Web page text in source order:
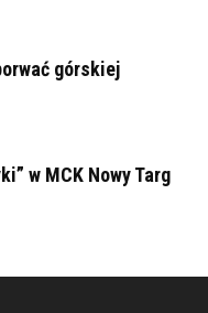
górskiej
w MCK Nowy Targ